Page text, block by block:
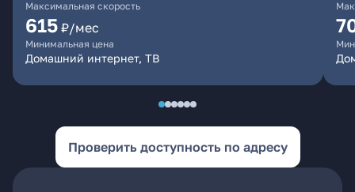
Максимальная скорость
615 ₽/мес
Минимальная цена
Домашний интернет, ТВ
Проверить доступность по адресу